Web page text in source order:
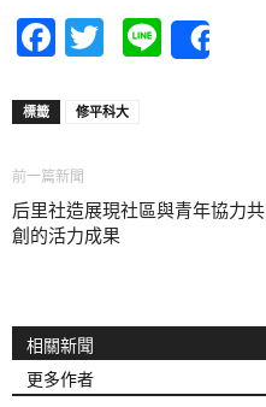
Facebook
Twitter
Line
標籤 修平科大
前一篇新聞
后里社造展現社區與青年協力共
創的活力成果
相關新聞
更多作者